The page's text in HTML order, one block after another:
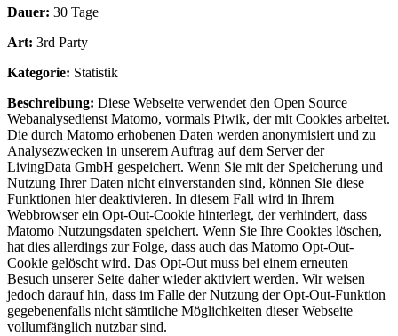
Dauer: 30 Tage
Art: 3rd Party
Kategorie: Statistik
Beschreibung: Diese Webseite verwendet den Open Source
Webanalysedienst Matomo, vormals Piwik, der mit Cookies arbeitet.
Die durch Matomo erhobenen Daten werden anonymisiert und zu
Analysezwecken in unserem Auftrag auf dem Server der
LivingData GmbH gespeichert. Wenn Sie mit der Speicherung und
Nutzung Ihrer Daten nicht einverstanden sind, können Sie diese
Funktionen hier deaktivieren. In diesem Fall wird in Ihrem
Webbrowser ein Opt-Out-Cookie hinterlegt, der verhindert, dass
Matomo Nutzungsdaten speichert. Wenn Sie Ihre Cookies löschen,
hat dies allerdings zur Folge, dass auch das Matomo Opt-Out-
Cookie gelöscht wird. Das Opt-Out muss bei einem erneuten
Besuch unserer Seite daher wieder aktiviert werden. Wir weisen
jedoch darauf hin, dass im Falle der Nutzung der Opt-Out-Funktion
gegebenenfalls nicht sämtliche Möglichkeiten dieser Webseite
vollumfänglich nutzbar sind.